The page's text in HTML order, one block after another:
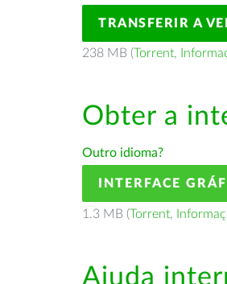
TRANSFERIR A
238 MB (Torrent,
Obter a
Outro idioma?
INTERFACE
1.3 MB (Torrent,
Ajuda